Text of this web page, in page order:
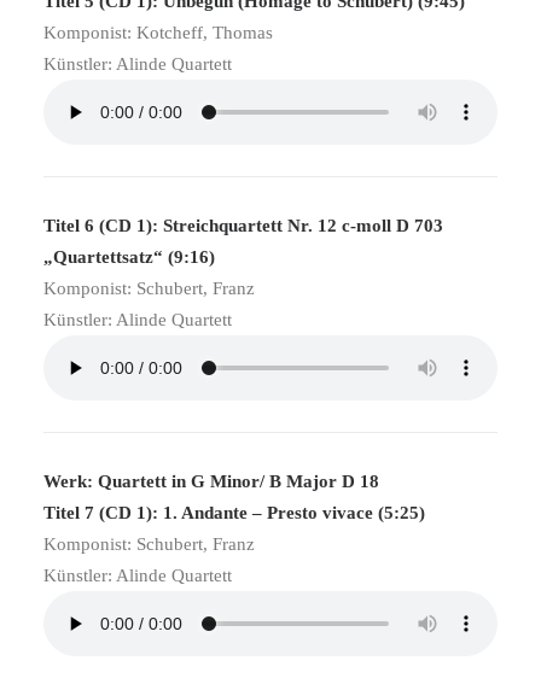
Komponist: Kotcheff, Thomas
Künstler: Alinde Quartett
Titel 6 (CD 1): Streichquartett Nr. 12 c-moll D 703
„Quartettsatz“ (9:16)
Komponist: Schubert, Franz
Künstler: Alinde Quartett
Werk: Quartett in G Minor/ B Major D 18
Titel 7 (CD 1): 1. Andante – Presto vivace (5:25)
Komponist: Schubert, Franz
Künstler: Alinde Quartett